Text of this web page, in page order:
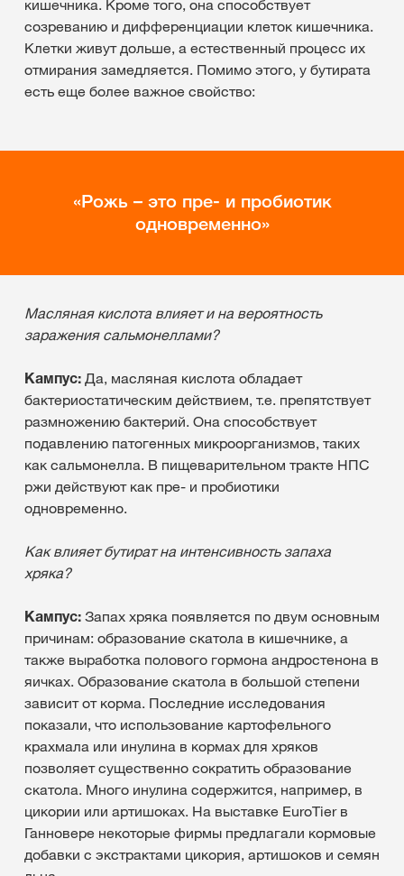
кишечника. Кроме того, она способствует
созреванию и дифференциации клеток кишечника.
Клетки живут дольше, а естественный процесс их
отмирания замедляется. Помимо этого, у бутирата
есть еще более важное свойство:
Рожь – это пре- и пробиотик
одновременно
Масляная кислота влияет и на вероятность
заражения сальмонеллами?
Кампус: Да, масляная кислота обладает
бактериостатическим действием, т.е. препятствует
размножению бактерий. Она способствует
подавлению патогенных микроорганизмов, таких
как сальмонелла. В пищеварительном тракте НПС
ржи действуют как пре- и пробиотики
одновременно.
Как влияет бутират на интенсивность запаха
хряка?
Кампус: Запах хряка появляется по двум основным
причинам: образование скатола в кишечнике, а
также выработка полового гормона андростенона в
яичках. Образование скатола в большой степени
зависит от корма. Последние исследования
показали, что использование картофельного
крахмала или инулина в кормах для хряков
позволяет существенно сократить образование
скатола. Много инулина содержится, например, в
цикории или артишоках. На выставке EuroTier в
Ганновере некоторые фирмы предлагали кормовые
добавки с экстрактами цикория, артишоков и семян